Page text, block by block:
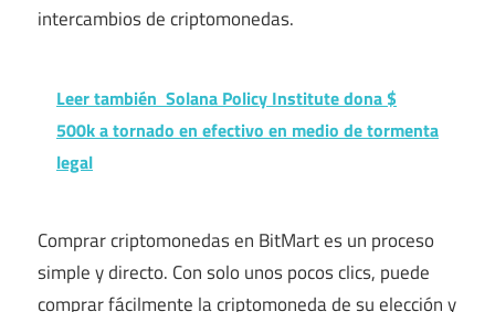
intercambios de criptomonedas.
Leer también Solana Policy Institute dona $
500k a tornado en efectivo en medio de tormenta
legal
Comprar criptomonedas en BitMart es un proceso
simple y directo. Con solo unos pocos clics, puede
comprar fácilmente la criptomoneda de su elección y